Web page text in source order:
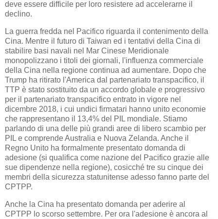
deve essere difficile per loro resistere ad accelerarne il
declino.
La guerra fredda nel Pacifico riguarda il contenimento della
Cina. Mentre il futuro di Taiwan ed i tentativi della Cina di
stabilire basi navali nel Mar Cinese Meridionale
monopolizzano i titoli dei giornali, l'influenza commerciale
della Cina nella regione continua ad aumentare. Dopo che
Trump ha ritirato l'America dal partenariato transpacifico, il
TTP è stato sostituito da un accordo globale e progressivo
per il partenariato transpacifico entrato in vigore nel
dicembre 2018, i cui undici firmatari hanno unito economie
che rappresentano il 13,4% del PIL mondiale. Stiamo
parlando di una delle più grandi aree di libero scambio per
PIL e comprende Australia e Nuova Zelanda. Anche il
Regno Unito ha formalmente presentato domanda di
adesione (si qualifica come nazione del Pacifico grazie alle
sue dipendenze nella regione), cosicché tre su cinque dei
membri della sicurezza statunitense adesso fanno parte del
CPTPP.
Anche la Cina ha presentato domanda per aderire al
CPTPP lo scorso settembre. Per ora l'adesione è ancora al